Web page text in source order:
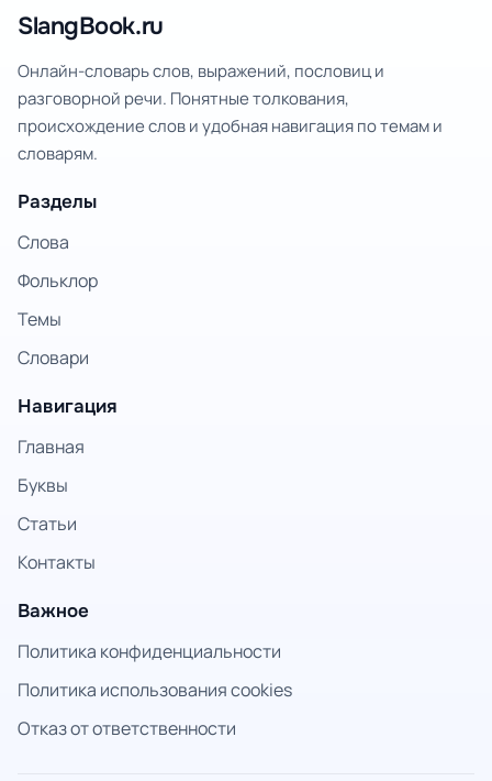
SlangBook.ru
Онлайн-словарь слов, выражений, пословиц и
разговорной речи. Понятные толкования,
происхождение слов и удобная навигация по темам и
словарям.
Разделы
Слова
Фольклор
Темы
Словари
Навигация
Главная
Буквы
Статьи
Контакты
Важное
Политика конфиденциальности
Политика использования cookies
Отказ от ответственности